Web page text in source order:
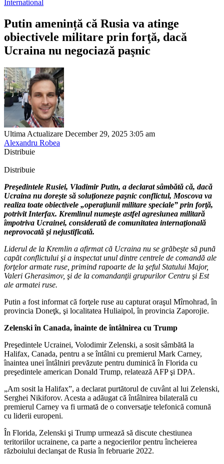
International
Putin amenință că Rusia va atinge
obiectivele militare prin forţă, dacă
Ucraina nu negociază paşnic
Ultima Actualizare December 29, 2025 3:05 am
Alexandru Robea
Distribuie
Distribuie
Preşedintele Rusiei, Vladimir Putin, a declarat sâmbătă că, dacă
Ucraina nu doreşte să soluţioneze paşnic conflictul, Moscova va
realiza toate obiectivele „operaţiunii militare speciale” prin forţă,
potrivit Interfax. Kremlinul numeşte astfel agresiunea militară
împotriva Ucrainei, considerată de comunitatea internaţională
neprovocată şi nejustificată.
Liderul de la Kremlin a afirmat că Ucraina nu se grăbeşte să pună
capăt conflictului şi a inspectat unul dintre centrele de comandă ale
forţelor armate ruse, primind rapoarte de la şeful Statului Major,
Valeri Gherasimov, şi de la comandanţii grupurilor Centru şi Est
ale armatei ruse.
Putin a fost informat că forţele ruse au capturat oraşul Mîrnohrad, în
provincia Doneţk, şi localitatea Huliaipol, în provincia Zaporojie.
Zelenski în Canada, înainte de întâlnirea cu Trump
Preşedintele Ucrainei, Volodimir Zelenski, a sosit sâmbătă la
Halifax, Canada, pentru a se întâlni cu premierul Mark Carney,
înaintea unei întâlniri prevăzute pentru duminică în Florida cu
preşedintele american Donald Trump, relatează AFP şi DPA.
„Am sosit la Halifax”, a declarat purtătorul de cuvânt al lui Zelenski,
Serghei Nikiforov. Acesta a adăugat că întâlnirea bilaterală cu
premierul Carney va fi urmată de o conversaţie telefonică comună
cu liderii europeni.
În Florida, Zelenski şi Trump urmează să discute chestiunea
teritoriilor ucrainene, ca parte a negocierilor pentru încheierea
războiului declanşat de Rusia în februarie 2022.